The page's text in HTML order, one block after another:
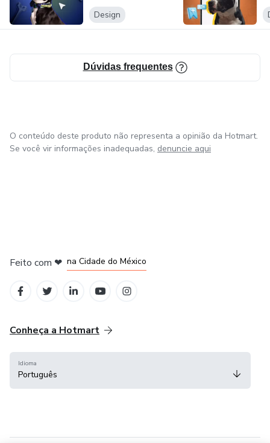
Design
Dúvidas frequentes
O conteúdo deste produto não representa a opinião da Hotmart.
Se você vir informações inadequadas, denuncie aqui
Feito com ❤ na Cidade do México
Conheça a Hotmart
Idioma
Português